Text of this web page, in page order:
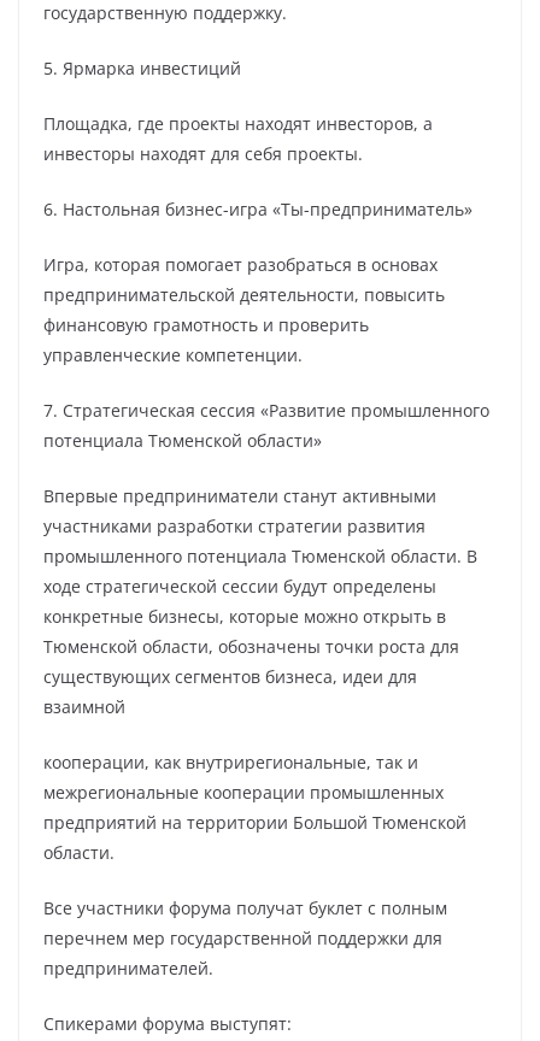
государственную поддержку.
5. Ярмарка инвестиций
Площадка, где проекты находят инвесторов, а
инвесторы находят для себя проекты.
6. Настольная бизнес-игра «Ты-предприниматель»
Игра, которая помогает разобраться в основах
предпринимательской деятельности, повысить
финансовую грамотность и проверить
управленческие компетенции.
7. Стратегическая сессия «Развитие промышленного
потенциала Тюменской области»
Впервые предприниматели станут активными
участниками разработки стратегии развития
промышленного потенциала Тюменской области. В
ходе стратегической сессии будут определены
конкретные бизнесы, которые можно открыть в
Тюменской области, обозначены точки роста для
существующих сегментов бизнеса, идеи для
взаимной
кооперации, как внутрирегиональные, так и
межрегиональные кооперации промышленных
предприятий на территории Большой Тюменской
области.
Все участники форума получат буклет с полным
перечнем мер государственной поддержки для
предпринимателей.
Спикерами форума выступят: